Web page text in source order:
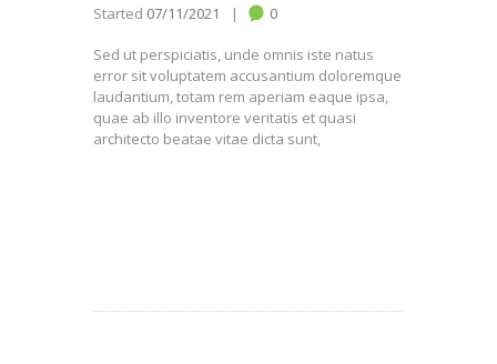
Started 07/11/2021 0
Sed ut perspiciatis, unde omnis iste natus
error sit voluptatem accusantium doloremque
laudantium, totam rem aperiam eaque ipsa,
quae ab illo inventore veritatis et quasi
architecto beatae vitae dicta sunt,